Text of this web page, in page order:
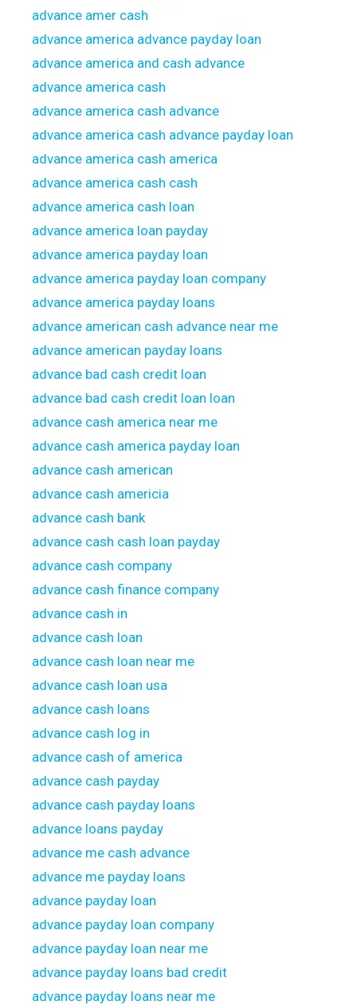
advance amer cash
advance america advance payday loan
advance america and cash advance
advance america cash
advance america cash advance
advance america cash advance payday loan
advance america cash america
advance america cash cash
advance america cash loan
advance america loan payday
advance america payday loan
advance america payday loan company
advance america payday loans
advance american cash advance near me
advance american payday loans
advance bad cash credit loan
advance bad cash credit loan loan
advance cash america near me
advance cash america payday loan
advance cash american
advance cash americia
advance cash bank
advance cash cash loan payday
advance cash company
advance cash finance company
advance cash in
advance cash loan
advance cash loan near me
advance cash loan usa
advance cash loans
advance cash log in
advance cash of america
advance cash payday
advance cash payday loans
advance loans payday
advance me cash advance
advance me payday loans
advance payday loan
advance payday loan company
advance payday loan near me
advance payday loans bad credit
advance payday loans near me